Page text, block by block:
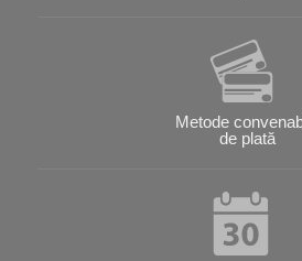
Metode
de plată